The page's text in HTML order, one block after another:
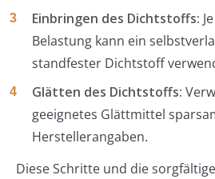
Einbringen des Dichtstoffs:
Belastung kann ein
standfester Dichtstoff
Glätten des Dichtstoffs:
geeignetes Glättmittel
Herstellerangaben.
Diese Schritte und die